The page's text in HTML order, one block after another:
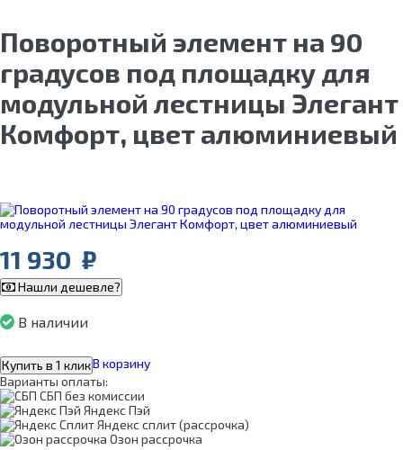
Поворотный элемент на 90
градусов под площадку для
модульной лестницы Элегант
Комфорт, цвет алюминиевый
11 930 ₽
Нашли дешевле?
В наличии
Купить в 1 кликВ корзину
Варианты оплаты:
СБП без комиссии
Яндекс Пэй
Яндекс сплит (рассрочка)
Озон рассрочка